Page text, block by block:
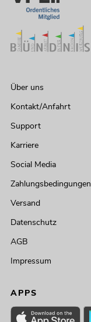
Über uns
Kontakt/Anfahrt
Support
Karriere
Social Media
Zahlungsbedingungen
Versand
Datenschutz
AGB
Impressum
APPS